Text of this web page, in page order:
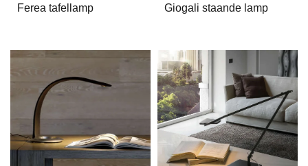
Ferea tafellamp Giogali staande lamp